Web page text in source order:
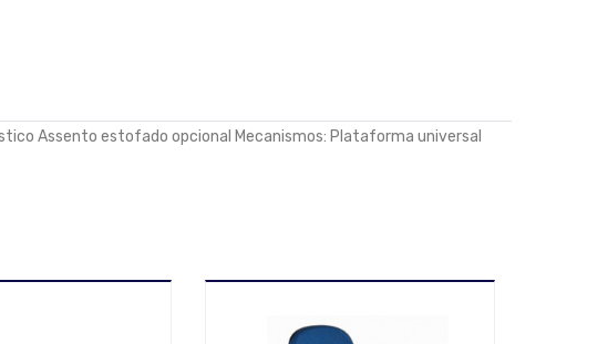
Assento estofado opcional Mecanismos: Plataforma universal